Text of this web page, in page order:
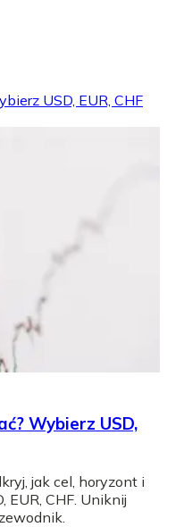
USD, EUR, CHF
Wybierz USD,
jak cel, horyzont i
EUR, CHF. Uniknij